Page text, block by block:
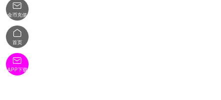

金币充值

首页

APP下载